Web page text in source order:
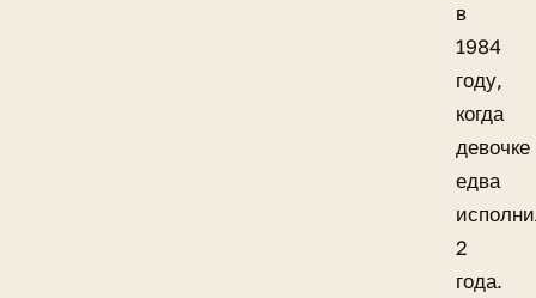
в
1984
году,
когда
девочке
едва
2
года.